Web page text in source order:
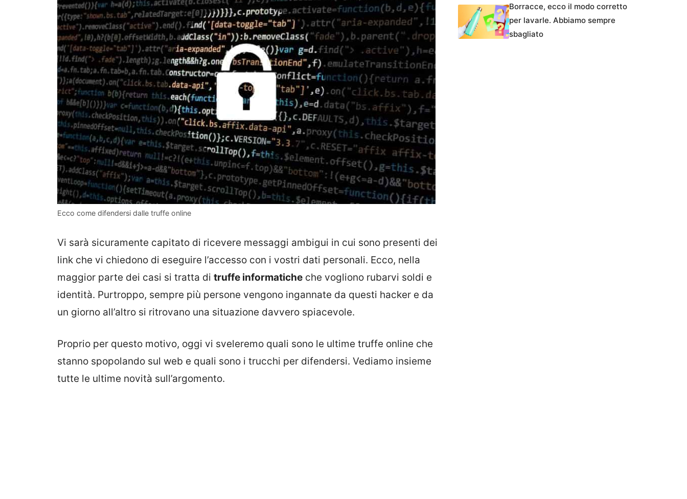
Ecco come difendersi dalle truffe online
Vi sarà sicuramente capitato di ricevere messaggi ambigui in cui sono presenti dei
link che vi chiedono di eseguire l’accesso con i vostri dati personali. Ecco, nella
maggior parte dei casi si tratta di truffe informatiche che vogliono rubarvi soldi e
identità. Purtroppo, sempre più persone vengono ingannate da questi hacker e da
un giorno all’altro si ritrovano una situazione davvero spiacevole.
Proprio per questo motivo, oggi vi sveleremo quali sono le ultime truffe online che
stanno spopolando sul web e quali sono i trucchi per difendersi. Vediamo insieme
tutte le ultime novità sull’argomento.
Borracce, ecco il modo corretto
per lavarle. Abbiamo sempre
sbagliato